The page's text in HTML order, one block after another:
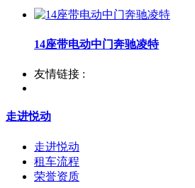
14座带电动中门奔驰凌特
友情链接 :
走进悦动
走进悦动
租车流程
荣誉资质